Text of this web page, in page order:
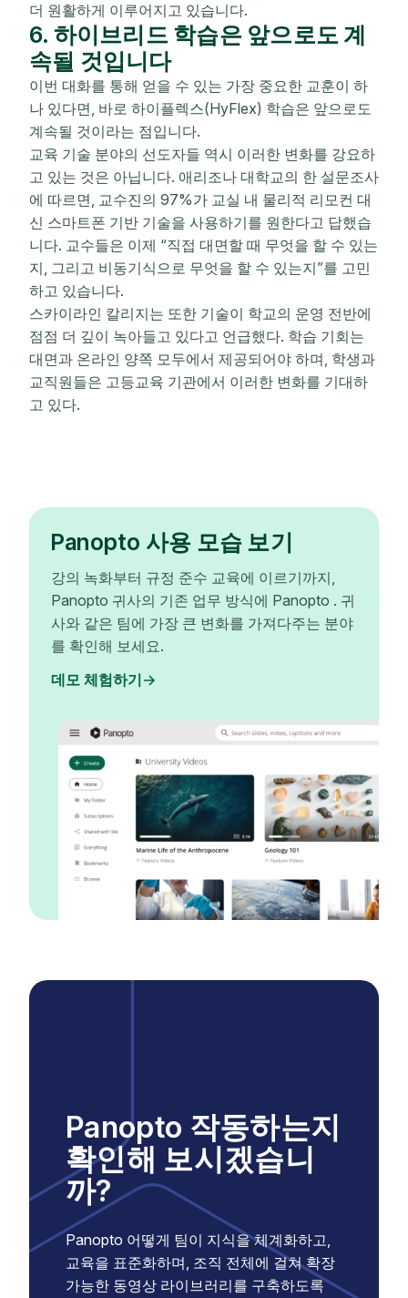
더 원활하게 이루어지고 있습니다.
6. 하이브리드 학습은 앞으로도 계
속될 것입니다
이번 대화를 통해 얻을 수 있는 가장 중요한 교훈이 하
나 있다면, 바로 하이플렉스(HyFlex) 학습은 앞으로도
계속될 것이라는 점입니다.
교육 기술 분야의 선도자들 역시 이러한 변화를 강요하
고 있는 것은 아닙니다. 애리조나 대학교의 한 설문조사
에 따르면, 교수진의 97%가 교실 내 물리적 리모컨 대
신 스마트폰 기반 기술을 사용하기를 원한다고 답했습
니다. 교수들은 이제 “직접 대면할 때 무엇을 할 수 있는
지, 그리고 비동기식으로 무엇을 할 수 있는지”를 고민
하고 있습니다.
스카이라인 칼리지는 또한 기술이 학교의 운영 전반에
점점 더 깊이 녹아들고 있다고 언급했다. 학습 기회는
대면과 온라인 양쪽 모두에서 제공되어야 하며, 학생과
교직원들은 고등교육 기관에서 이러한 변화를 기대하
고 있다.
Panopto 사용 모습 보기
강의 녹화부터 규정 준수 교육에 이르기까지,
Panopto 귀사의 기존 업무 방식에 Panopto . 귀
사와 같은 팀에 가장 큰 변화를 가져다주는 분야
를 확인해 보세요.
데모 체험하기
Panopto 작동하는지
확인해 보시겠습니
까?
Panopto 어떻게 팀이 지식을 체계화하고,
교육을 표준화하며, 조직 전체에 걸쳐 확장
가능한 동영상 라이브러리를 구축하도록